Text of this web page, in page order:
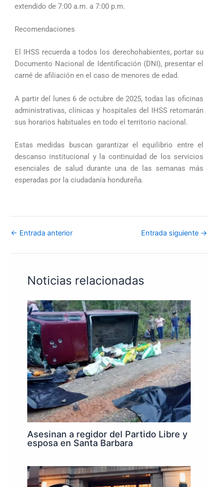
extendido de 7:00 a.m. a 7:00 p.m.
Recomendaciones
El IHSS recuerda a todos los derechohabientes, portar su
Documento Nacional de Identificación (DNI), presentar el
carné de afiliación en el caso de menores de edad.
A partir del lunes 6 de octubre de 2025, todas las oficinas
administrativas, clínicas y hospitales del IHSS retomarán
sus horarios habituales en todo el territorio nacional.
Estas medidas buscan garantizar el equilibrio entre el
descanso institucional y la continuidad de los servicios
esenciales de salud durante una de las semanas más
esperadas por la ciudadanía hondureña.
← Entrada anterior Entrada siguiente →
Noticias relacionadas
Asesinan a regidor del Partido Libre y
esposa en Santa Barbara